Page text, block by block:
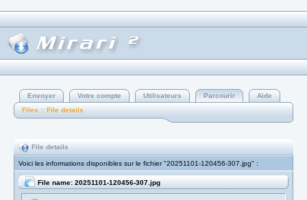
Envoyer Votre compte Utilisateurs Parcourir
Aide
Files :: File details
File details
Voici les informations disponibles sur le fichier "20251101-120456-307.jpg" :
File name: 20251101-120456-307.jpg